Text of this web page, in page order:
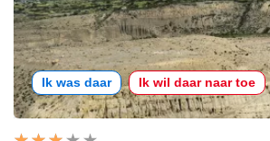
Ik was daar Ik wil daar naar toe